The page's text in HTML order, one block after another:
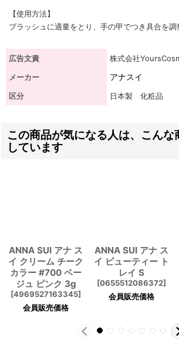
【使用方法】
ブラッシュに適量をとり、手の甲でつき具合を
広告文責
株式会社
メーカー
アナスイ
区分 日本製 化粧品
この商品が気になる人は、こんな
しています
ANNA SUI アナ ス
イ クリーム チーク
カラー #700 ベー
ジュ ピンク 3g
[4969527163345]
会員販売価格
ANNA SUI アナ ス
イ ビューティー ト
レイ S
[0655512086372]
会員販売価格